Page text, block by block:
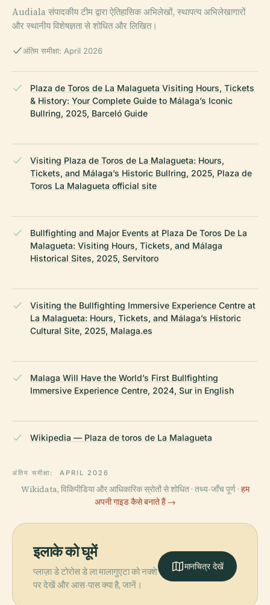
Audiala संपादकीय टीम द्वारा ऐतिहासिक अभिलेखों, स्थापत्य अभिलेखागारों
और स्थानीय विशेषज्ञता से शोधित और लिखित।
अंतिम समीक्षा: April 2026
Plaza de Toros de La Malagueta Visiting Hours, Tickets
& History: Your Complete Guide to Málaga’s Iconic
Bullring, 2025, Barceló Guide
Visiting Plaza de Toros de La Malagueta: Hours,
Tickets, and Málaga’s Historic Bullring, 2025, Plaza de
Toros La Malagueta official site
Bullfighting and Major Events at Plaza De Toros De La
Malagueta: Visiting Hours, Tickets, and Málaga
Historical Sites, 2025, Servitoro
Visiting the Bullfighting Immersive Experience Centre at
La Malagueta: Hours, Tickets, and Málaga’s Historic
Cultural Site, 2025, Malaga.es
Malaga Will Have the World’s First Bullfighting
Immersive Experience Centre, 2024, Sur in English
Wikipedia — Plaza de toros de La Malagueta
अंतिम समीक्षा: APRIL 2026
Wikidata, विकिपीडिया और आधिकारिक स्रोतों से शोधित · तथ्य-जाँच पूर्ण · हम
अपनी गाइड कैसे बनाते हैं →
इलाके को घूमें
प्लाज़ा डे टोरोस डे ला मालागुएटा को नक्शे
पर देखें और आस-पास क्या है, जानें।
मानचित्र देखें